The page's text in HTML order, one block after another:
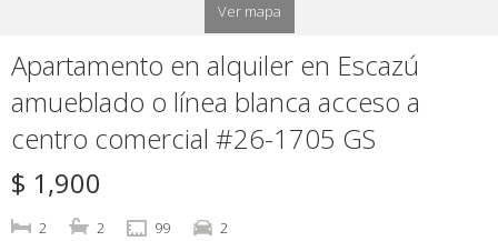
Ver mapa
Apartamento en alquiler en Escazú
amueblado o línea blanca acceso a
centro comercial #26-1705 GS
$ 1,900
2 2 99 2